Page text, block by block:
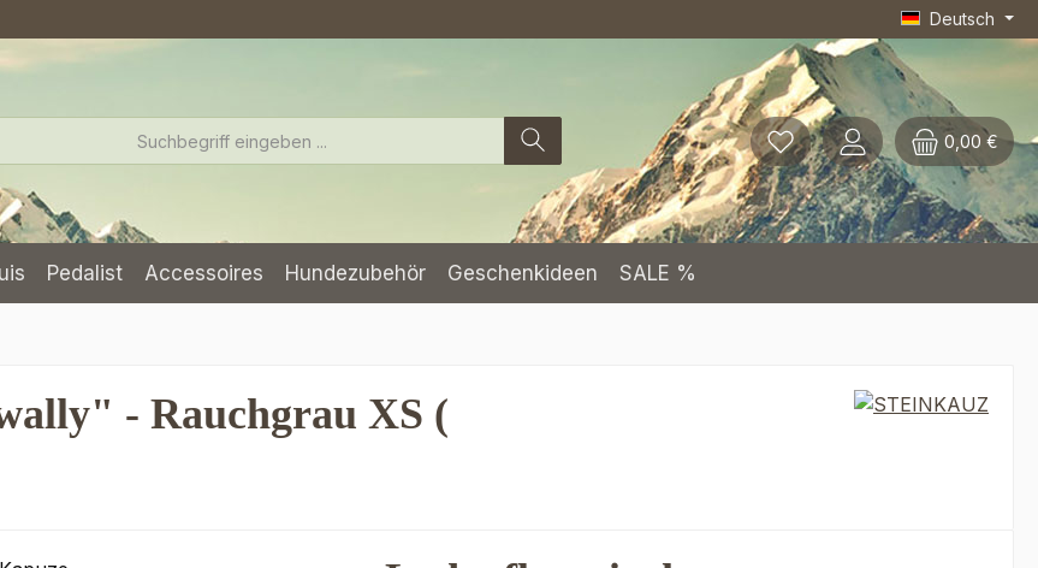
Deutsch
0,00 €
Pedalist Accessoires Hundezubehör Geschenkideen SALE %
- Rauchgrau XS (